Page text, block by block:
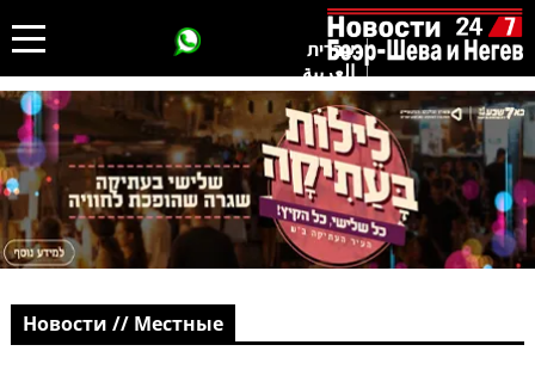
עברית
العربية
Новости // Местные